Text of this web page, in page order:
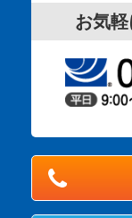
お気